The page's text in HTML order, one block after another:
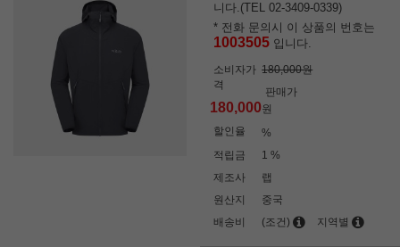
니다.(TEL 02-3409-0339)
* 전화 문의시 이 상품의 번호는
1003505 입니다.
소비자가
격
180,000원
판매가
180,000원
할인율
%
적립금
1 %
제조사
랩
원산지
중국
배송비
(조건) 지역별